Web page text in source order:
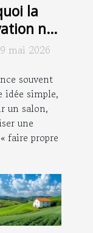
la
ne
à un
coup
mai 2026
souvent
idée simple,
un salon,
une
faire propre